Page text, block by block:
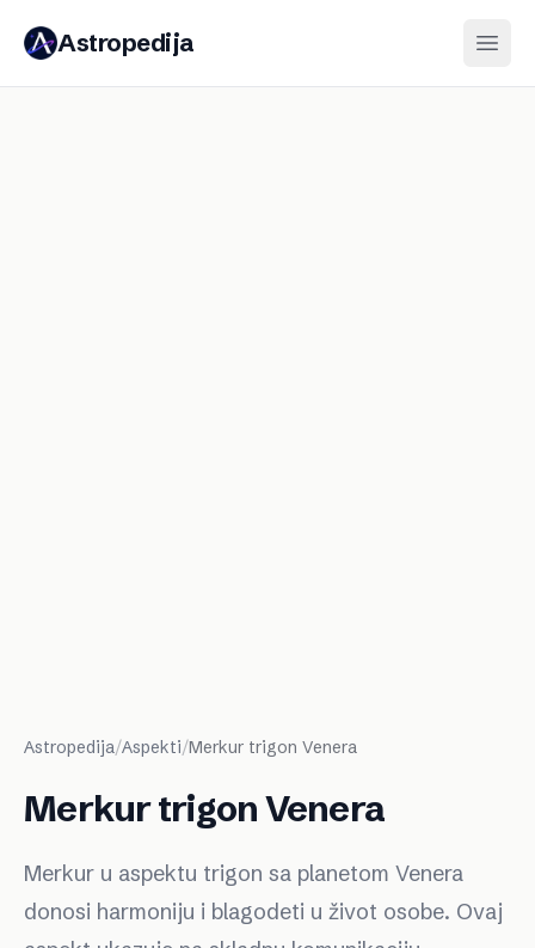
Astropedija
Astropedija/Aspekti/Merkur trigon Venera
Merkur trigon Venera
Merkur u aspektu trigon sa planetom Venera
donosi harmoniju i blagodeti u život osobe. Ovaj